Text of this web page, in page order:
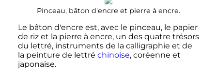
Pinceau, bâton d'encre et pierre à encre.
Le bâton d'encre est, avec le pinceau, le papier
de riz et la pierre à encre, un des quatre trésors
du lettré, instruments de la calligraphie et de
la peinture de lettré chinoise, coréenne et
japonaise.